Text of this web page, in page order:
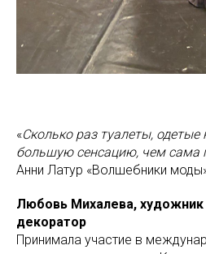
«Сколько раз туалеты, одетые
большую сенсацию, чем сама
Анни Латур «Волшебники
Любовь Михалева,
декоратор
Принимала участие в